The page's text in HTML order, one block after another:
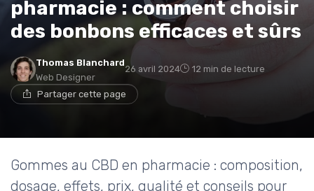
pharmacie : comment choisir
des bonbons efficaces et sûrs
Thomas Blanchard
Web Designer
26 avril 2024 12 min de lecture
Partager cette page
Gommes au CBD en pharmacie : composition,
dosage, effets, prix, qualité et conseils pour